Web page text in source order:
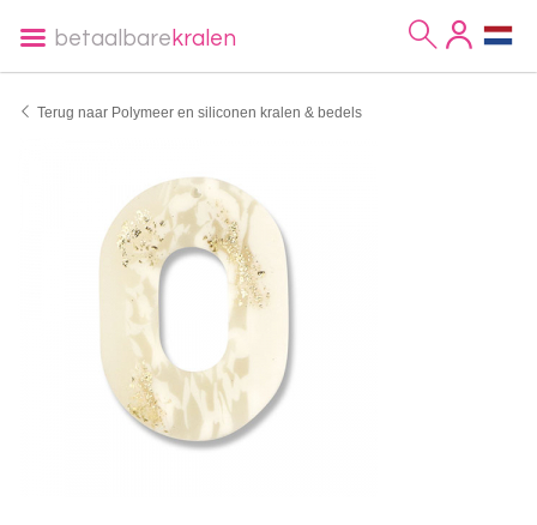
betaalbare kralen
Terug naar Polymeer en siliconen kralen & bedels